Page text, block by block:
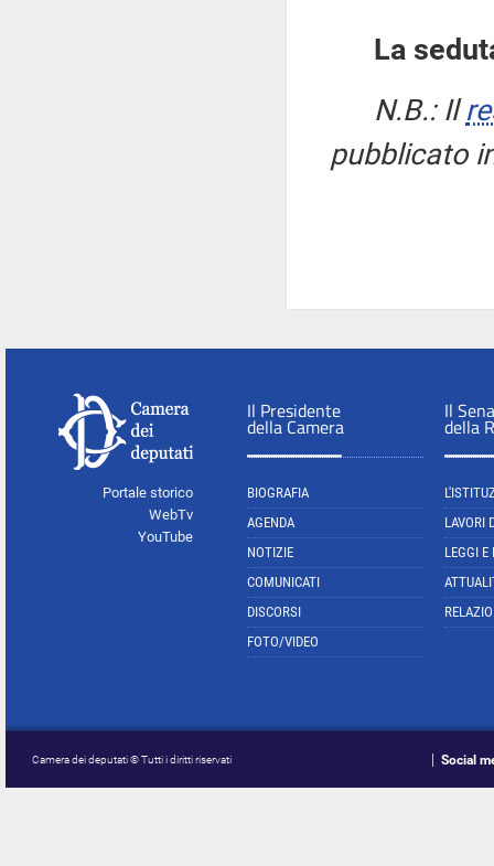
La
N.B.: Il
pubblicato
Portale storico
WebTv
YouTube
Il Presidente
della Camera
BIOGRAFIA
AGENDA
NOTIZIE
COMUNICATI
DISCORSI
FOTO/VIDEO
Il
della
LAVORI
LEGGI E
Camera dei deputati © Tutti i diritti riservati Social